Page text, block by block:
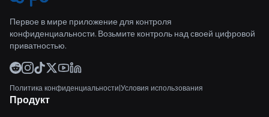
Первое в мире приложение для контроля
конфиденциальности. Возьмите контроль над своей цифровой
приватностью.
Политика конфиденциальности Условия использования
Продукт